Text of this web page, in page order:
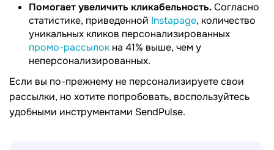
Помогает увеличить кликабельность.Согласно
статистике, приведенной Instapage, количество
уникальных кликов персонализированных
промо-рассылок на 41% выше, чем у
неперсонализированных.
Если вы по-прежнему не персонализируете свои
рассылки, но хотите попробовать, воспользуйтесь
удобными инструментами SendPulse.